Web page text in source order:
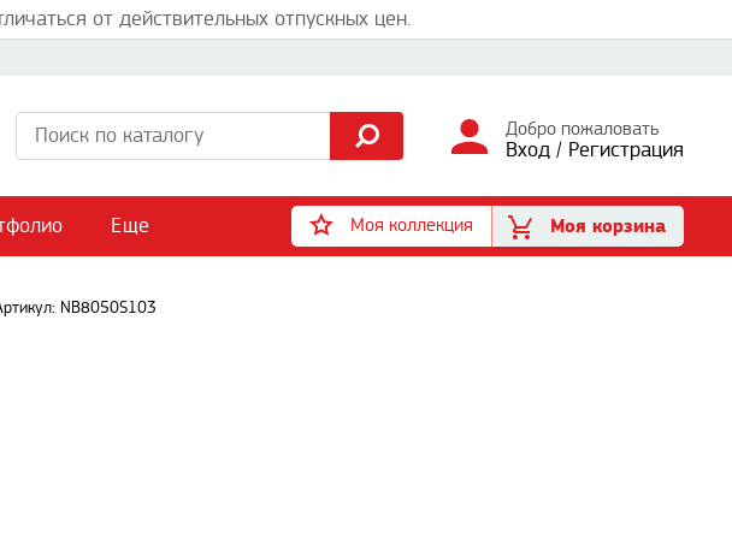
от действительных отпускных цен.
Добро пожаловать
Вход / Регистрация
Еще Моя коллекция Моя корзина
NB8050S103